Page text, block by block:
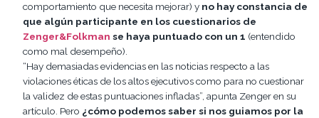
comportamiento que necesita mejorar) y no hay constancia de
que algún participante en los cuestionarios de
Zenger&Folkman se haya puntuado con un 1 (entendido
como mal desempeño).
“Hay demasiadas evidencias en las noticias respecto a las
violaciones éticas de los altos ejecutivos como para no cuestionar
la validez de estas puntuaciones infladas”, apunta Zenger en su
artículo. Pero ¿cómo podemos saber si nos guiamos por la